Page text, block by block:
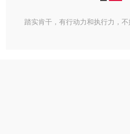
踏实肯干，有行动力和执行力，不